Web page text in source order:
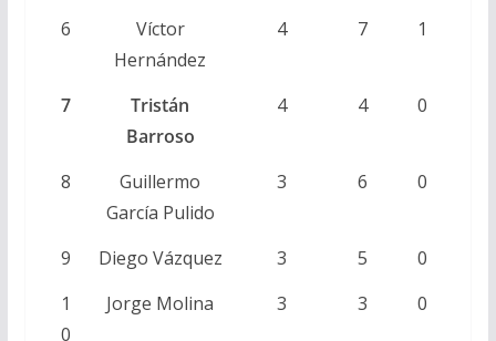
6
Víctor
Hernández
4 7 1
7
Tristán
Barroso
4 4 0
8
Guillermo
García Pulido
3 6 0
9 Diego Vázquez 3 5
0
1
0
Jorge Molina 3 3 0